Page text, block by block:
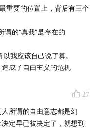
说了算，现在是个人内心
的位置上，背后有三个假
我应该自己说了算。
成了自由主义的危机
7.任何事做久了，神就上了身。—— 贾平凹
重要的位置上，背后有三个
谓的“真我”是存在的
我应该自己说了算。
成了自由主义的危机
27
所谓的自由意志都是幻
定早已被决定了，就想到